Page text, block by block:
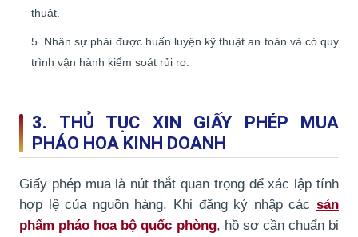
thuật.
Nhân sự phải được huấn luyện kỹ thuật an toàn và có quy
trình vận hành kiểm soát rủi ro.
3. THỦ TỤC XIN GIẤY PHÉP MUA
PHÁO HOA KINH DOANH
Giấy phép mua là nút thắt quan trọng để xác lập tính
hợp lệ của nguồn hàng. Khi đăng ký nhập các sản
phẩm pháo hoa bộ quốc phòng, hồ sơ cần chuẩn bị